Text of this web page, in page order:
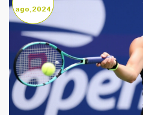
ago,2024